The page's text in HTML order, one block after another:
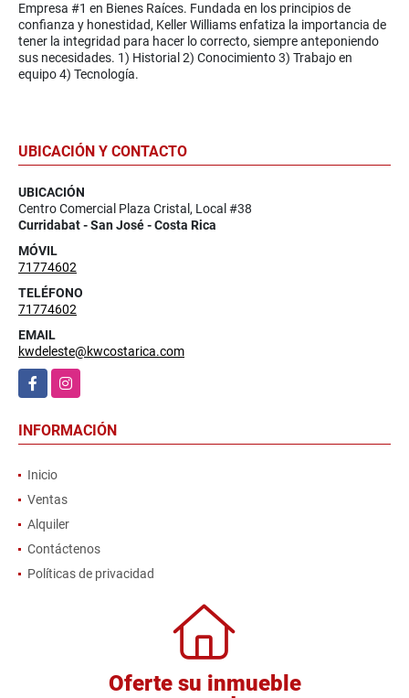
Empresa #1 en Bienes Raíces. Fundada en los principios de
confianza y honestidad, Keller Williams enfatiza la importancia de
tener la integridad para hacer lo correcto, siempre anteponiendo
sus necesidades. 1) Historial 2) Conocimiento 3) Trabajo en
equipo 4) Tecnología.
UBICACIÓN Y CONTACTO
UBICACIÓN
Centro Comercial Plaza Cristal, Local #38
Curridabat - San José - Costa Rica
MÓVIL
71774602
TELÉFONO
71774602
EMAIL
kwdeleste@kwcostarica.com
FacebookInstagram
INFORMACIÓN
Inicio
Ventas
Alquiler
Contáctenos
Políticas de privacidad
Oferte su inmueble